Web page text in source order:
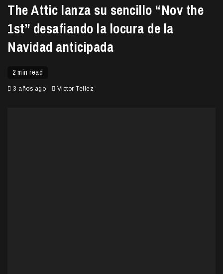
The Attic lanza su sencillo “Nov the
1st” desafiando la locura de la
Navidad anticipada
2 min read
3 años ago Victor Tellez